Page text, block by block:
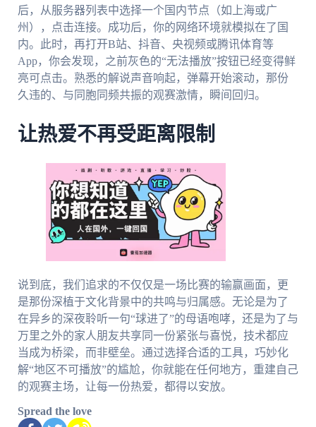
后，从服务器列表中选择一个国内节点（如上海或广
州），点击连接。成功后，你的网络环境就模拟在了国
内。此时，再打开B站、抖音、央视频或腾讯体育等
App，你会发现，之前灰色的“无法播放”按钮已经变得鲜
亮可点击。熟悉的解说声音响起，弹幕开始滚动，那份
久违的、与同胞同频共振的观赛激情，瞬间回归。
让热爱不再受距离限制
说到底，我们追求的不仅仅是一场比赛的输赢画面，更
是那份深植于文化背景中的共鸣与归属感。无论是为了
在异乡的深夜聆听一句“球进了”的母语咆哮，还是为了与
万里之外的家人朋友共享同一份紧张与喜悦，技术都应
当成为桥梁，而非壁垒。通过选择合适的工具，巧妙化
解“地区不可播放”的尴尬，你就能在任何地方，重建自己
的观赛主场，让每一份热爱，都得以安放。
Spread the love